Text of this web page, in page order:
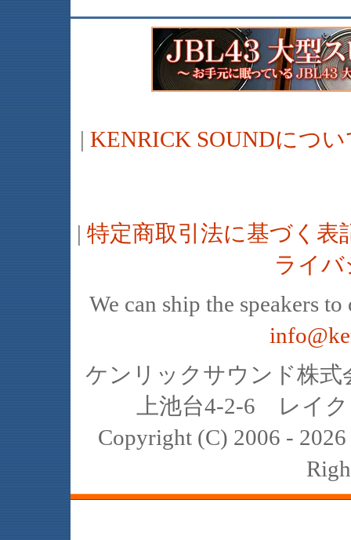
| KENRICK SOUNDにつ
| 特定商取引法に基づく表
ライ
We can ship the speakers
ケンリックサウンド株
上池台4-2-6 レイ
Copyright (C) 2006 -